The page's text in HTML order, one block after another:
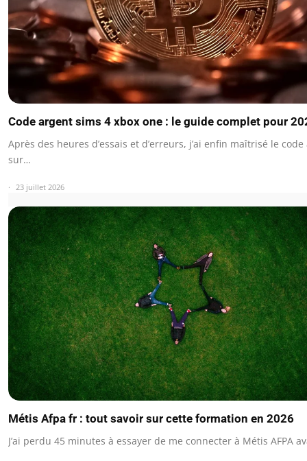
Code argent sims 4 xbox one : le guide complet pour
Après des heures d’essais et d’erreurs, j’ai enfin maîtrisé le
sur…
23 juillet 2026
Métis Afpa fr : tout savoir sur cette formation en 2026
J’ai perdu 45 minutes à essayer de me connecter à Métis AFPA